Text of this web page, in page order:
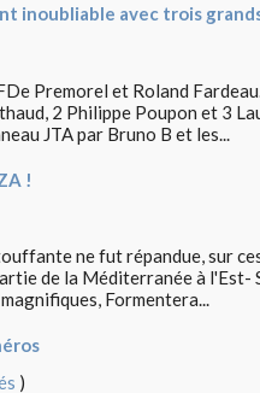
inoubliable avec trois
Premorel et Roland
2 Philippe Poupon et 3
JTA par Bruno B et les...
!
ne fut répandue, sur
de la Méditerranée à l'Est-
Formentera...
)